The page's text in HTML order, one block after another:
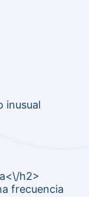
inusual
h2>
frecuencia